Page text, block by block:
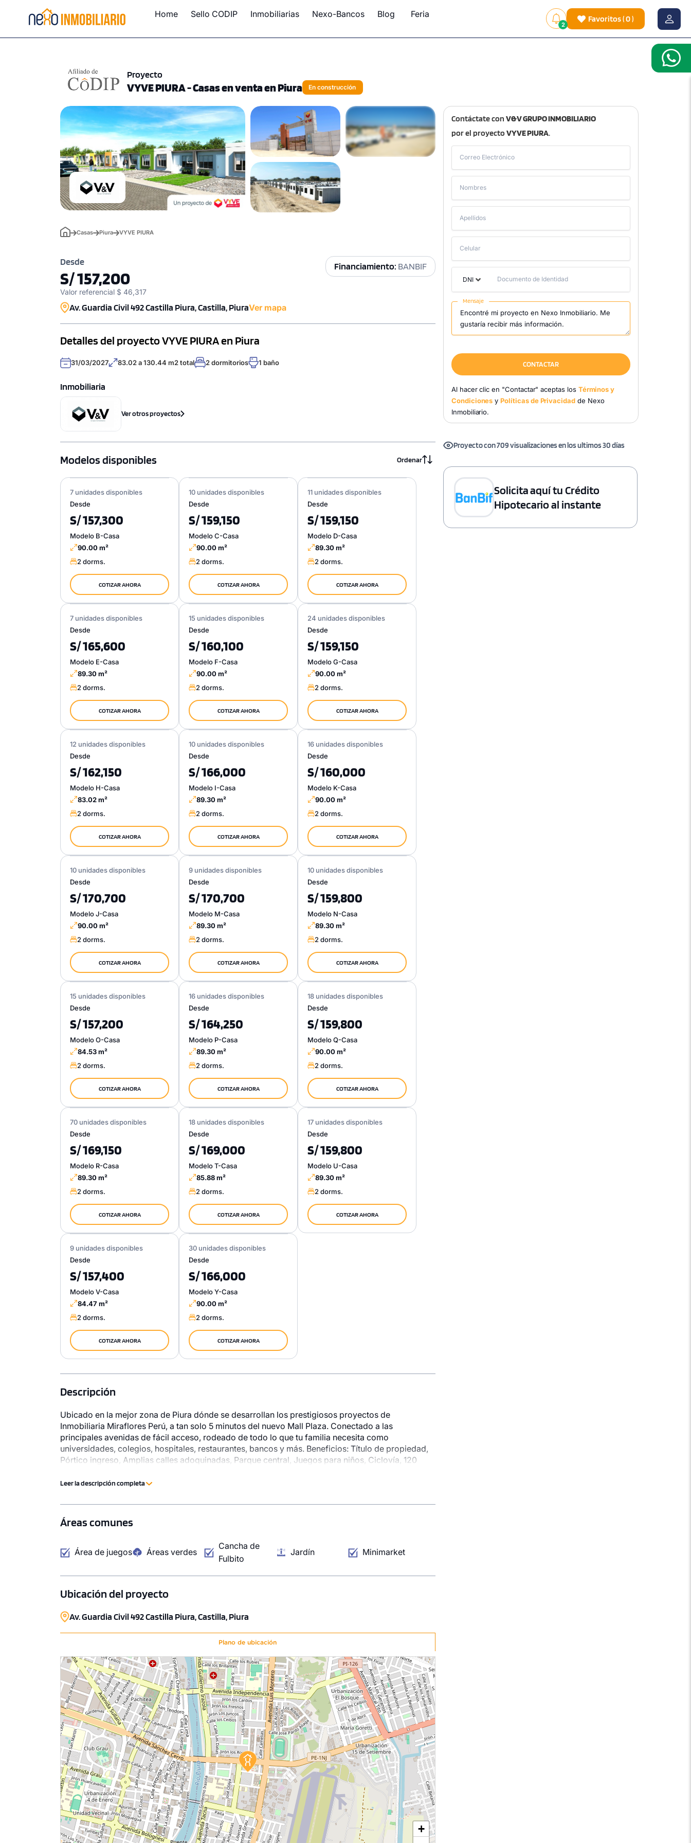
Home Sello CODIP Inmobiliarias Nexo-Bancos Blog Feria
2
Favoritos(0)
Proyecto
VYVE PIURA - Casas en venta en Piura En construcción
Contáctate con V&V GRUPO INMOBILIARIO
por el proyecto VYVE PIURA.
Correo Electrónico
Nombres
Apellidos
Celular
DNI Documento de Identidad
Mensaje
CONTACTAR
Al hacer clic en "Contactar" aceptas los Términos y
Condiciones yPolíticas de Privacidadde Nexo
Inmobiliario.
Proyecto con 709 visualizaciones en los ultimos 30 días
Solicita aquí tu Crédito
Hipotecario al instante
Casas Piura VYVE PIURA
Financiamiento: BANBIF
Desde
S/ 157,200
Valor referencial $ 46,317
Av. Guardia Civil 492 Castilla Piura, Castilla, PiuraVer mapa
Detalles del proyecto VYVE PIURA en Piura
31/03/2027 83.02 a 130.44 m2 total 2 dormitorios 1 baño
Inmobiliaria
Ver otros proyectos
Modelos disponibles Ordenar
7 unidades disponibles
Desde
S/ 157,300
Modelo B-Casa
90.00 m²
2 dorms.
COTIZAR AHORA
10 unidades disponibles
Desde
S/ 159,150
Modelo C-Casa
90.00 m²
2 dorms.
COTIZAR AHORA
11 unidades disponibles
Desde
S/ 159,150
Modelo D-Casa
89.30 m²
2 dorms.
COTIZAR AHORA
7 unidades disponibles
Desde
S/ 165,600
Modelo E-Casa
89.30 m²
2 dorms.
COTIZAR AHORA
15 unidades disponibles
Desde
S/ 160,100
Modelo F-Casa
90.00 m²
2 dorms.
COTIZAR AHORA
24 unidades disponibles
Desde
S/ 159,150
Modelo G-Casa
90.00 m²
2 dorms.
COTIZAR AHORA
12 unidades disponibles
Desde
S/ 162,150
Modelo H-Casa
83.02 m²
2 dorms.
COTIZAR AHORA
10 unidades disponibles
Desde
S/ 166,000
Modelo I-Casa
89.30 m²
2 dorms.
COTIZAR AHORA
16 unidades disponibles
Desde
S/ 160,000
Modelo K-Casa
90.00 m²
2 dorms.
COTIZAR AHORA
10 unidades disponibles
Desde
S/ 170,700
Modelo J-Casa
90.00 m²
2 dorms.
COTIZAR AHORA
9 unidades disponibles
Desde
S/ 170,700
Modelo M-Casa
89.30 m²
2 dorms.
COTIZAR AHORA
10 unidades disponibles
Desde
S/ 159,800
Modelo N-Casa
89.30 m²
2 dorms.
COTIZAR AHORA
15 unidades disponibles
Desde
S/ 157,200
Modelo O-Casa
84.53 m²
2 dorms.
COTIZAR AHORA
16 unidades disponibles
Desde
S/ 164,250
Modelo P-Casa
89.30 m²
2 dorms.
COTIZAR AHORA
18 unidades disponibles
Desde
S/ 159,800
Modelo Q-Casa
90.00 m²
2 dorms.
COTIZAR AHORA
70 unidades disponibles
Desde
S/ 169,150
Modelo R-Casa
89.30 m²
2 dorms.
COTIZAR AHORA
18 unidades disponibles
Desde
S/ 169,000
Modelo T-Casa
85.88 m²
2 dorms.
COTIZAR AHORA
17 unidades disponibles
Desde
S/ 159,800
Modelo U-Casa
89.30 m²
2 dorms.
COTIZAR AHORA
9 unidades disponibles
Desde
S/ 157,400
Modelo V-Casa
84.47 m²
2 dorms.
COTIZAR AHORA
30 unidades disponibles
Desde
S/ 166,000
Modelo Y-Casa
90.00 m²
2 dorms.
COTIZAR AHORA
Descripción
Ubicado en la mejor zona de Piura dónde se desarrollan los prestigiosos proyectos de
Inmobiliaria Miraflores Perú, a tan solo 5 minutos del nuevo Mall Plaza. Conectado a las
principales avenidas de fácil acceso, rodeado de todo lo que tu familia necesita como
universidades, colegios, hospitales, restaurantes, bancos y más. Beneficios: Título de propiedad,
Pórtico ingreso, Amplias calles adoquinadas, Parque central, Juegos para niños, Ciclovía, 120
Leer la descripción completa
Áreas comunes
Área de juegos Áreas verdes
Cancha de
Fulbito
Jardín Minimarket
Ubicación del proyecto
Av. Guardia Civil 492 Castilla Piura, Castilla, Piura
Plano de ubicación
+